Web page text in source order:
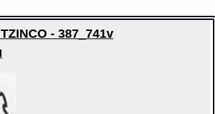
- 387_741v